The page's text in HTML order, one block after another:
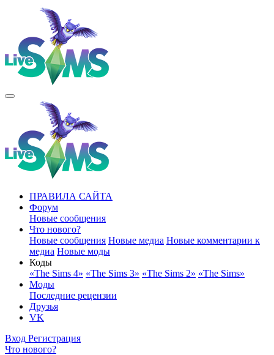
ПРАВИЛА САЙТА
Форум
Новые сообщения
Что нового?
Новые сообщения Новые медиа Новые комментарии к
медиа Новые моды
Коды
«The Sims 4» «The Sims 3» «The Sims 2» «The Sims»
Моды
Последние рецензии
Друзья
VK
Вход Регистрация
Что нового?